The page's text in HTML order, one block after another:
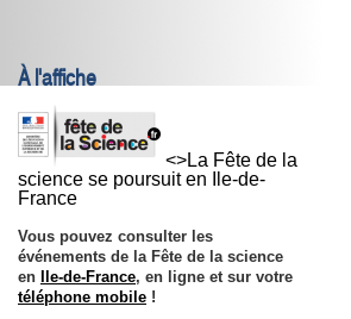
À l'affiche
<>La Fête de la
science se poursuit en Ile-de-
France
Vous pouvez consulter les
événements de la Fête de la science
en Ile-de-France, en ligne et sur votre
téléphone mobile !